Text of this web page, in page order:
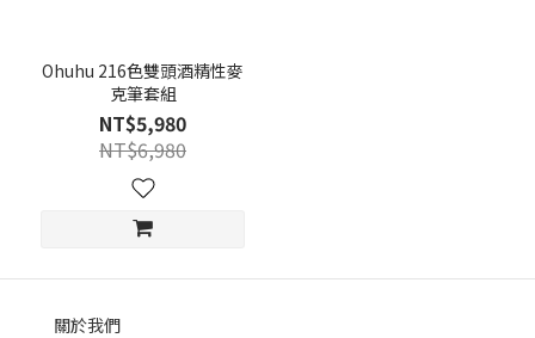
Ohuhu 216色雙頭酒精性麥
克筆套組
NT$5,980
NT$6,980
關於我們